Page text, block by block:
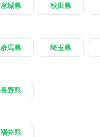
宮城県 秋田県
群馬県 埼玉県
長野県
福井県